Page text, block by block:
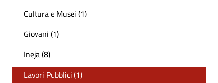
Cultura e Musei (1)
Giovani (1)
Ineja (8)
Lavori Pubblici (1)